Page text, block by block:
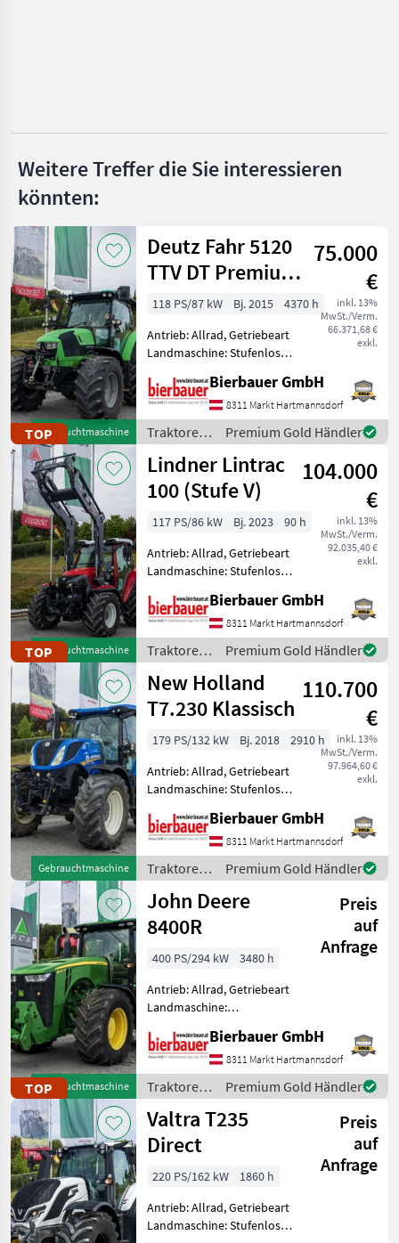
Claas
Massey Ferguson
Alle 48
anzeigen
MODELL
8240
SLE
Boomer
25 C
Boomer
50
M
115/8260
M
135/8360
M160
T
5.105
T 5.120
AUTOCOMMAND
T
5.140
AC
T
5.75
Alle
anzeigen
MARKTPLATZ
Marktplatz Händlerangebote Kleinanzeigen
Weitere Treffer die Sie interessieren
könnten:
TOPGebrauchtmaschine
Deutz Fahr 5120
TTV DT Premium
Plus
75.000
€
inkl. 13%
MwSt./Verm.
66.371,68 €
exkl.
118 PS/87 kW Bj. 2015
4370 h
Antrieb: Allrad, Getriebeart
Landmaschine: Stufenloses
Zapfwellendrehzahl:
540/540E/1000,
Höchstgeschwindigkeit in
km/h: 50 km/h, Aufladung:
Bierbauer GmbH
8311 Markt Hartmannsdorf
Traktoren
/ Deutz
Fahr
Premium Gold Händler
TOPGebrauchtmaschine
Lindner Lintrac
100 (Stufe V)
104.000
€
inkl. 13%
MwSt./Verm.
92.035,40 €
exkl.
117 PS/86 kW Bj. 2023
90 h
Antrieb: Allrad, Getriebeart
Landmaschine: Stufenloses
Zapfwellendrehzahl:
430/540/750/1000,
Höchstgeschwindigkeit in
km/h: 40 km/h, Aufladun
Bierbauer GmbH
8311 Markt Hartmannsdorf
Traktoren
/ Lindner
Premium Gold Händler
Gebrauchtmaschine
New Holland
T7.230 Klassisch
110.700
€
inkl. 13%
MwSt./Verm.
97.964,60 €
exkl.
179 PS/132 kW Bj. 2018
2910 h
Antrieb: Allrad, Getriebeart
Landmaschine: Stufenloses
Zapfwellendrehzahl:
540/1000/1000E,
Höchstgeschwindigkeit in
km/h: 40 km/h, Aufladung:
Bierbauer GmbH
8311 Markt Hartmannsdorf
Traktoren
/ New
Holland
Premium Gold Händler
TOPGebrauchtmaschine
John Deere
8400R
Preis
auf
Anfrage
400 PS/294 kW
3480 h
Antrieb: Allrad, Getriebeart
Landmaschine:
Plattform: Kabine,
Zapfwellendrehzahl:
540/1000,
Höchstgeschwindigkeit in
km/h: 50 km/h, Aufladung:
Turbola
Bierbauer GmbH
8311 Markt Hartmannsdorf
Traktoren
/ John
Deere
Premium Gold Händler
Valtra T235
Direct
Preis
auf
Anfrage
220 PS/162 kW
1860 h
Antrieb: Allrad, Getriebeart
Landmaschine: Stufenloses